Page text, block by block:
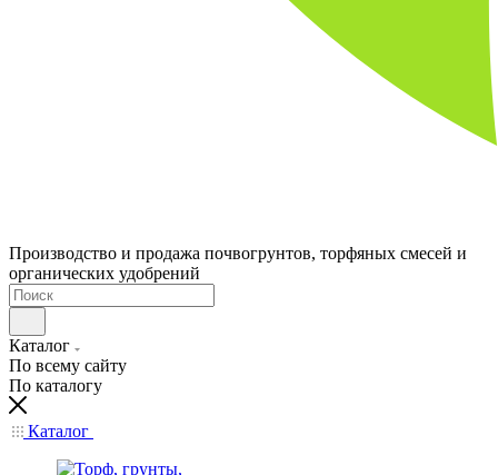
Производство и продажа почвогрунтов, торфяных смесей и
органических удобрений
Каталог
По всему сайту
По каталогу
Каталог